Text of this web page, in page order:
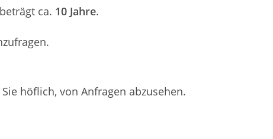
ca. 10 Jahre.
höflich, von Anfragen abzusehen.